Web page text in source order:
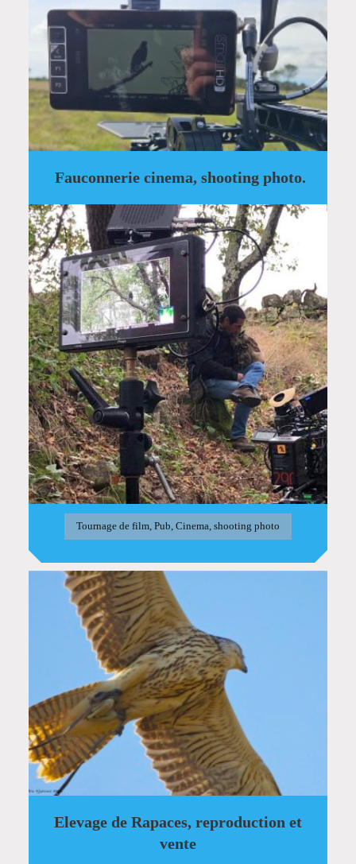
Fauconnerie cinema, shooting photo.
Tournage de film, Pub, Cinema, shooting photo
Elevage de Rapaces, reproduction et
vente